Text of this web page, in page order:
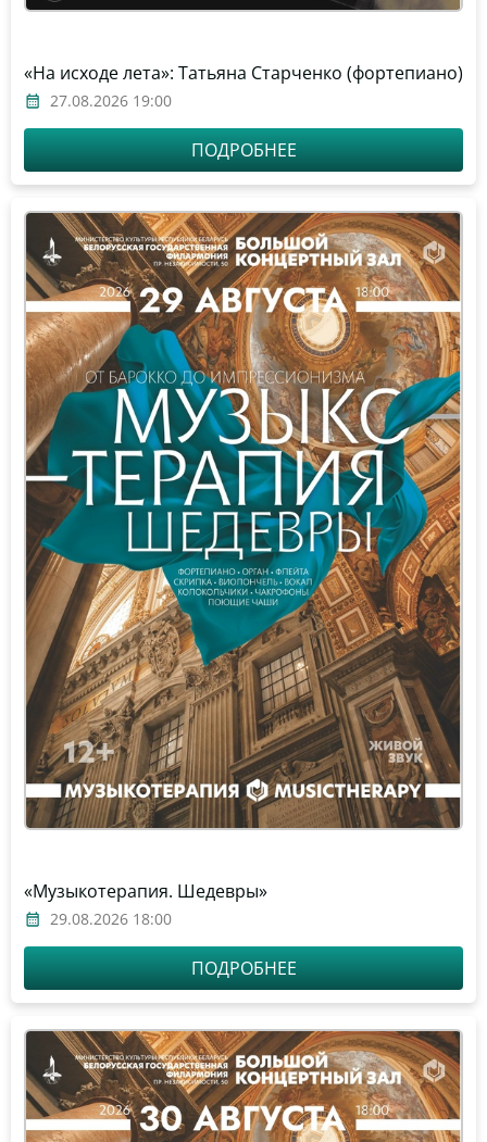
«На исходе лета»: Татьяна Старченко (фортепиано)
27.08.2026 19:00
ПОДРОБНЕЕ
«Музыкотерапия. Шедевры»
29.08.2026 18:00
ПОДРОБНЕЕ